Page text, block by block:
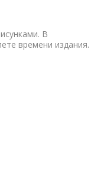
В
времени издания.